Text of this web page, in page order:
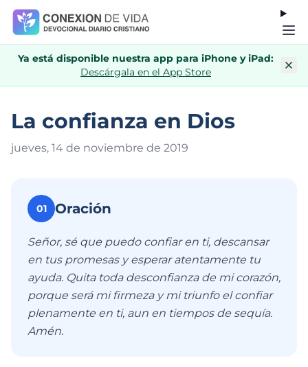
Ya está disponible nuestra app para iPhone y iPad:
Descárgala en el App Store
La confianza en Dios
jueves, 14 de noviembre de 2019
01 Oración
Señor, sé que puedo confiar en ti, descansar
en tus promesas y esperar atentamente tu
ayuda. Quita toda desconfianza de mi corazón,
porque será mi firmeza y mi triunfo el confiar
plenamente en ti, aun en tiempos de sequía.
Amén.